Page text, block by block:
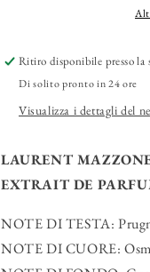
Parfum
Ritiro disponibile presso la
Di solito pronto in 24 ore
Visualizza i dettagli del
LAURENT
EXTRAIT DE
NOTE DI TESTA:
NOTE DI CUORE: